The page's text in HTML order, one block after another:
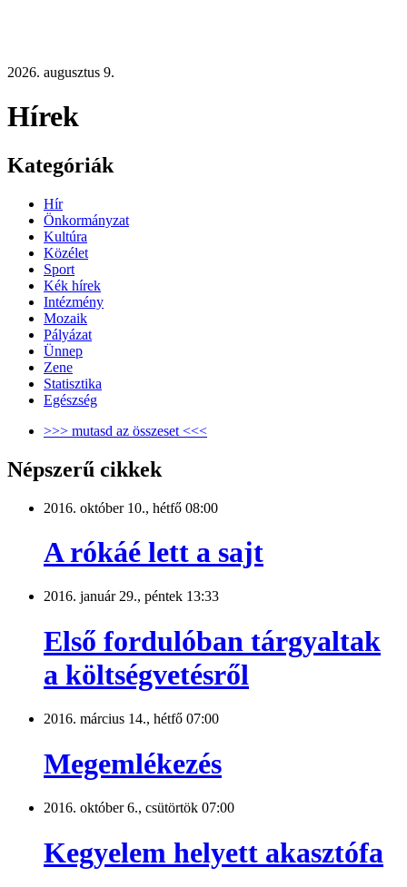
2026. augusztus 9.
Hírek
Kategóriák
Hír
Önkormányzat
Kultúra
Közélet
Sport
Kék hírek
Intézmény
Mozaik
Pályázat
Ünnep
Zene
Statisztika
Egészség
>>> mutasd az összeset <<<
Népszerű cikkek
2016. október 10., hétfő 08:00
A rókáé lett a sajt
2016. január 29., péntek 13:33
Első fordulóban tárgyaltak
a költségvetésről
2016. március 14., hétfő 07:00
Megemlékezés
2016. október 6., csütörtök 07:00
Kegyelem helyett akasztófa